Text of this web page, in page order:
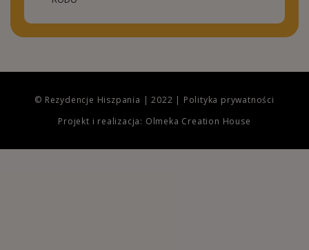
© Rezydencje Hiszpania | 2022 | Polityka prywatności
Projekt i realizacja: Olmeka Creation House